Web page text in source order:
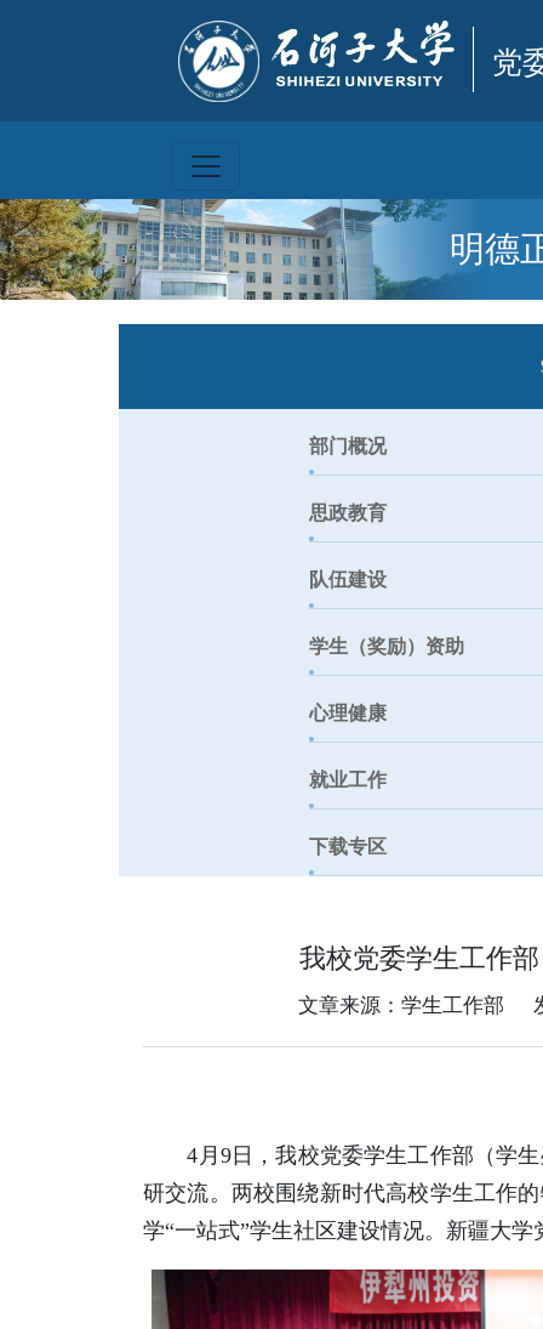
党
明德
部门概况
思政教育
队伍建设
学生（奖励）资助
心理健康
就业工作
下载专区
我校党委学生工作
文章来源：学生工作部
4月9日，我校党委学生工作部（学生
研交流。两校围绕新时代高校学生工作
学“一站式”学生社区建设情况。新疆大